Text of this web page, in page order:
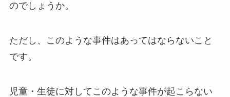
のでしょうか。
ただし、このような事件はあってはならないこと
です。
児童・生徒に対してこのような事件が起こらない